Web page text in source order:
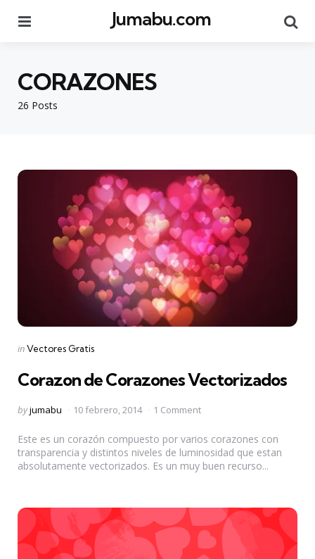
Jumabu.com
26 Posts
CORAZONES
Categories
Posted
inVectores Gratis
Corazon de Corazones Vectorizados
Posted
byjumabu 10 febrero, 2014 1 Comment
Este es un corazón compuesto por varios corazones con
transparencia y distintos niveles de luminosidad que estan
absolutamente vectorizados. Es un muy buen recurso...